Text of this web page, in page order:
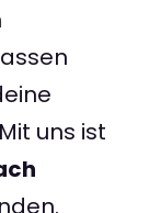
uns ist